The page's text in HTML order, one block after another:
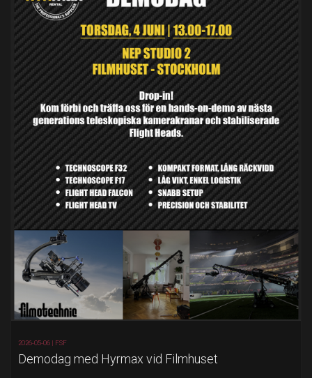
2026-05-06 | FSF
Demodag med Hyrmax vid Filmhuset